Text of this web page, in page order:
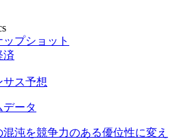
ップショット
済
サス予想
データ
混沌を競争力のある優位性に変え